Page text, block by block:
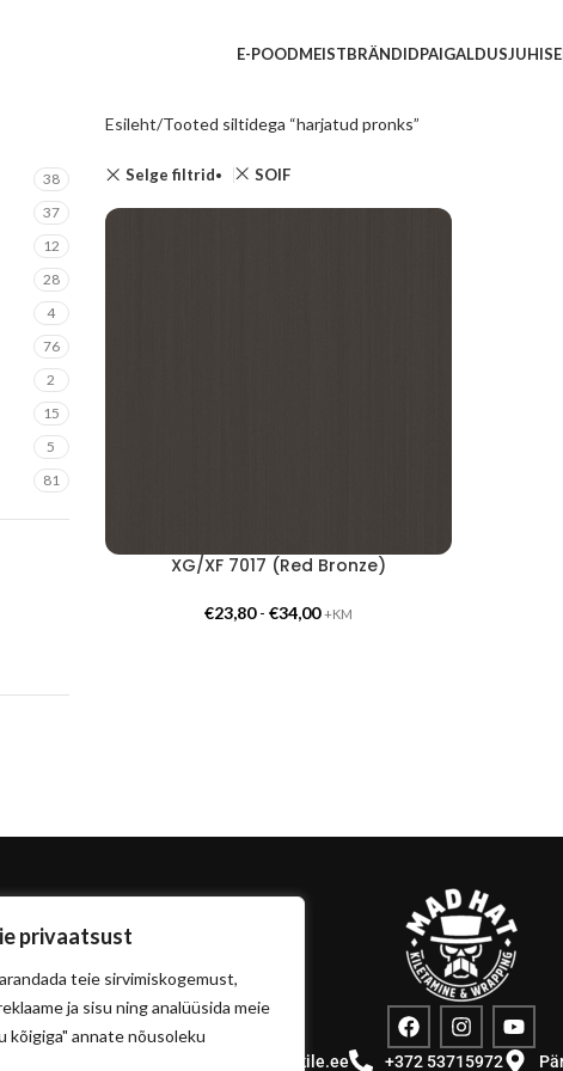
privaatsust
teie sirvimiskogemust,
ja sisu ning analüüsida meie
kõigiga" annate nõusoleku
E-POODMEISTBRÄNDID
38
37
12
28
4
76
2
15
5
81
Esileht Tooted siltidega “harjatud pronks”
Selge filtrid SOIF
XG/XF 7017 (Red Bronze)
€23,80- €34,00 +KM
info@sisustuskile.ee +372 53715972